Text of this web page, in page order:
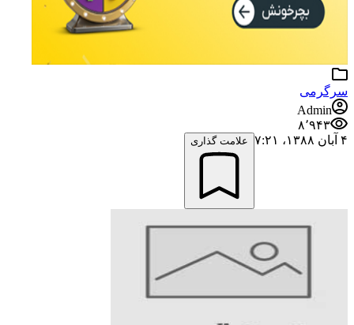
سرگرمی
Admin
۸٬۹۴۳
۴ آبان ۱۳۸۸،‏ ۷:۲۱
علامت گذاری